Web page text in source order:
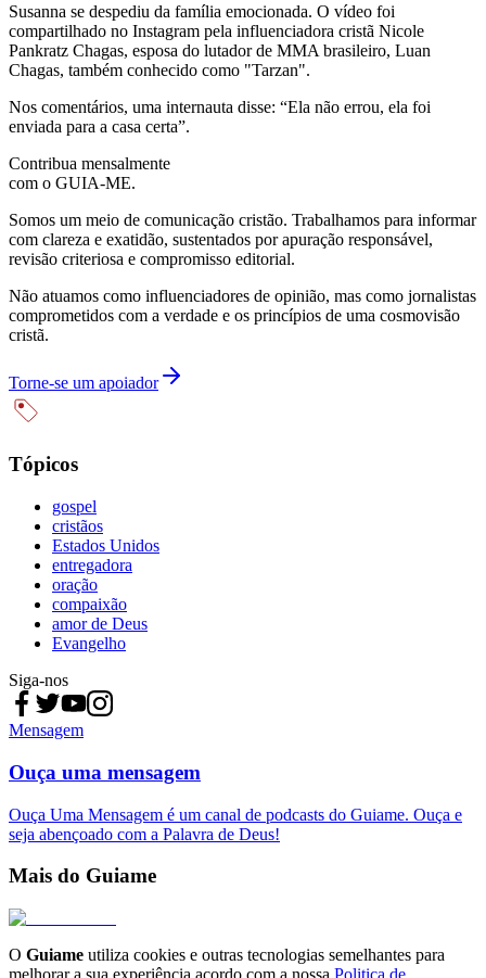
Susanna se despediu da família emocionada. O vídeo foi
compartilhado no Instagram pela influenciadora cristã Nicole
Pankratz Chagas, esposa do lutador de MMA brasileiro, Luan
Chagas, também conhecido como "Tarzan".
Nos comentários, uma internauta disse: “Ela não errou, ela foi
enviada para a casa certa”.
Contribua mensalmente
com o GUIA-ME.
Somos um meio de comunicação cristão. Trabalhamos para informar
com clareza e exatidão, sustentados por apuração responsável,
revisão criteriosa e compromisso editorial.
Não atuamos como influenciadores de opinião, mas como jornalistas
comprometidos com a verdade e os princípios de uma cosmovisão
cristã.
Torne-se um apoiador
Tópicos
gospel
cristãos
Estados Unidos
entregadora
oração
compaixão
amor de Deus
Evangelho
Siga-nos
Mensagem
Ouça uma mensagem
Ouça Uma Mensagem é um canal de podcasts do Guiame. Ouça e
seja abençoado com a Palavra de Deus!
Mais do Guiame
O Guiame utiliza cookies e outras tecnologias semelhantes para
melhorar a sua experiência acordo com a nossa Politica de